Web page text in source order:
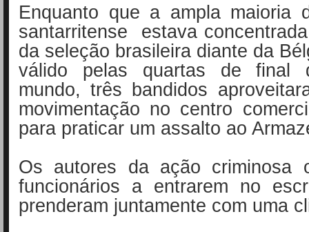
Enquanto que a ampla maioria
santarritense estava
da seleção brasileira diante da
válido pelas quartas de final
mundo, três bandidos
movimentação no centro
para praticar um assalto ao
Os autores da ação criminosa
funcionários a entrarem no
prenderam juntamente com uma